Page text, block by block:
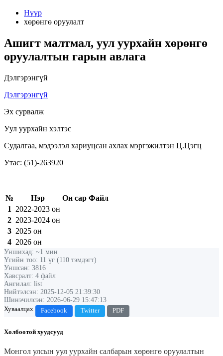
Нүүр
хөрөнгө оруулалт
Ашигт малтмал, уул уурхайн хөрөнгө
оруулалтын гарын авлага
Дэлгэрэнгүй
Дэлгэрэнгүй
Эх сурвалж
Уул уурхайн хэлтэс
Судалгаа, мэдээлэл хариуцсан ахлах мэргэжилтэн Ц.Цэгц
Утас: (51)-263920
№ Нэр Он сар Файл
1
2022-2023 он
2 2023-2024 он
3 2025 он
4 2026 он
Уншихад: ~1 мин
Үгийн тоо: 11 үг (110 тэмдэгт)
Уншсан: 3816
Хавсралт: 4 файл
Ангилал: list
Нийтэлсэн: 2025-12-05 21:39:30
Шинэчилсэн: 2026-06-29 15:47:13
Хуваалцах
Facebook Twitter PDF
Холбоотой хуудсууд
Монгол улсын уул уурхайн салбарын хөрөнгө оруулалтын